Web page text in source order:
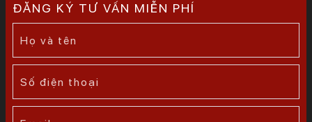
ĐĂNG KÝ TƯ VẤN MIỄN PHÍ